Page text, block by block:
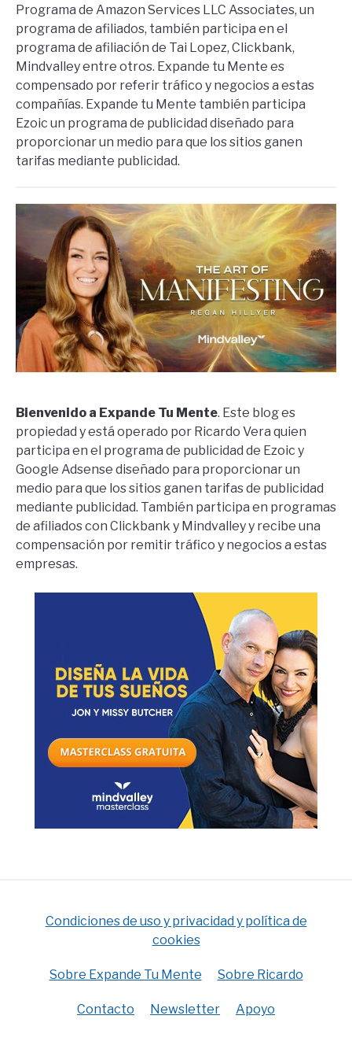
Programa de Amazon Services LLC Associates, un
programa de afiliados, también participa en el
programa de afiliación de Tai Lopez, Clickbank,
Mindvalley entre otros. Expande tu Mente es
compensado por referir tráfico y negocios a estas
compañías. Expande tu Mente también participa
Ezoic un programa de publicidad diseñado para
proporcionar un medio para que los sitios ganen
tarifas mediante publicidad.
Bienvenido a Expande Tu Mente. Este blog es
propiedad y está operado por Ricardo Vera quien
participa en el programa de publicidad de Ezoic y
Google Adsense diseñado para proporcionar un
medio para que los sitios ganen tarifas de publicidad
mediante publicidad. También participa en programas
de afiliados con Clickbank y Mindvalley y recibe una
compensación por remitir tráfico y negocios a estas
empresas.
Condiciones de uso y privacidad y política de
cookies
Sobre Expande Tu Mente Sobre Ricardo
Contacto Newsletter Apoyo